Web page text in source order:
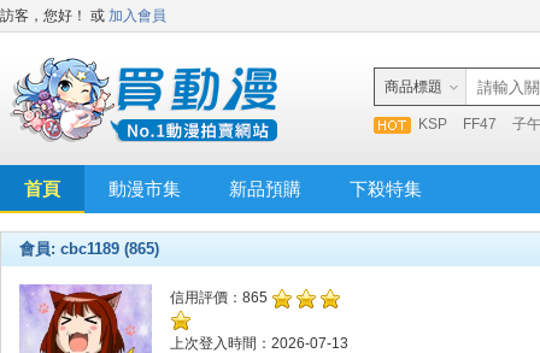
訪客，您好！ 或 加入會員
商品標題
KSP FF47 子
首頁 動漫市集 新品預購 下殺特集
會員: cbc1189 (865)
信用評價：865
上次登入時間：2026-07-13